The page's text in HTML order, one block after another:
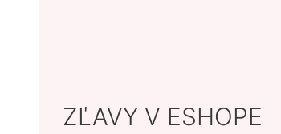
ZĽAVY V ESHOPE